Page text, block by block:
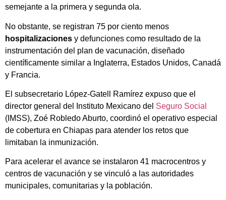
semejante a la primera y segunda ola.
No obstante, se registran 75 por ciento menos
hospitalizaciones y defunciones como resultado de la
instrumentación del plan de vacunación, diseñado
científicamente similar a Inglaterra, Estados Unidos, Canadá
y Francia.
El subsecretario López-Gatell Ramírez expuso que el
director general del Instituto Mexicano del Seguro Social
(IMSS), Zoé Robledo Aburto, coordinó el operativo especial
de cobertura en Chiapas para atender los retos que
limitaban la inmunización.
Para acelerar el avance se instalaron 41 macrocentros y
centros de vacunación y se vinculó a las autoridades
municipales, comunitarias y la población.